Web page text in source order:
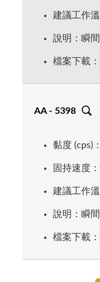
建議工作
說明：瞬
檔案下載：
AA - 5398
黏度 (cps)
固持速度
建議工作
說明：瞬
檔案下載：